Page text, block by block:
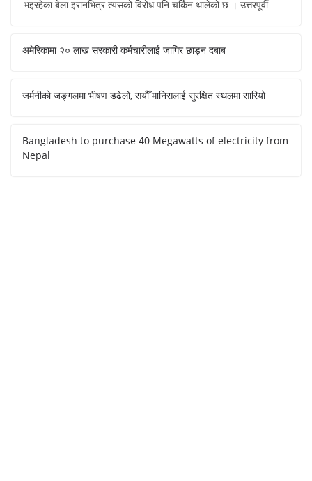
भइरहेका बेला इरानभित्र त्यसको विरोध पनि चर्किन थालेको छ । उत्तरपूर्वी
अमेरिकामा २० लाख सरकारी कर्मचारीलाई जागिर छाड्न दबाब
जर्मनीको जङ्गलमा भीषण डढेलो, सयौँ मानिसलाई सुरक्षित स्थलमा सारियो
Bangladesh to purchase 40 Megawatts of electricity from
Nepal